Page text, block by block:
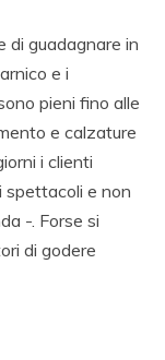
di guadagnare in
e i
pieni fino alle
e calzature
i clienti
spettacoli e non
-. Forse si
di godere